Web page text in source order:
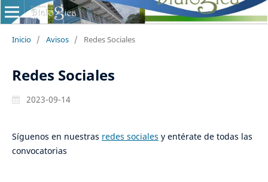
Inicio / Avisos / Redes Sociales
Redes Sociales
2023-09-14
Síguenos en nuestras redes sociales y entérate de todas las
convocatorias